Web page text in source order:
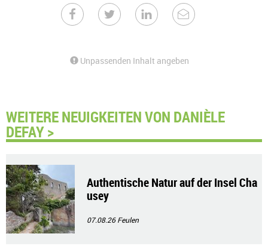
Unpassenden Inhalt angeben
WEITERE NEUIGKEITEN VON DANIÈLE
DEFAY >
Authentische Natur auf der Insel Cha
usey
07.08.26Feulen